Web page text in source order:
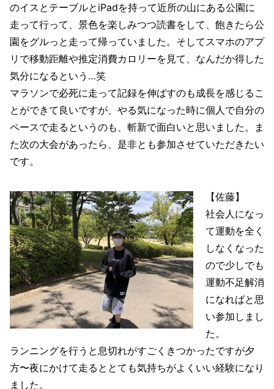
のイスとテーブルとiPadを持って近所の山にある公園に
走って行って、景色を楽しみつつ読書をして、飽きたら公
園をグルっと走って帰っていました。そしてスマホのアプ
リで移動距離や推定消費カロリーを見て、なんだか得した
気分になるという…笑
マラソンで必死に走って記録を伸ばすのも成長を感じるこ
とができて良いですが、やる気になった時に個人で自分の
ペースで走るというのも、斬新で面白いと思いました。ま
た次の大会があったら、是非とも参加させていただきたい
です。
【佐藤】
社会人になっ
て運動を全く
しなくなった
ので少しでも
運動不足解消
になればと思
い参加しまし
た。
ランニングを行うと息切れがすごくきつかったですが夕
方〜夜にかけて走るととても気持ちがよくいい経験になり
ました。